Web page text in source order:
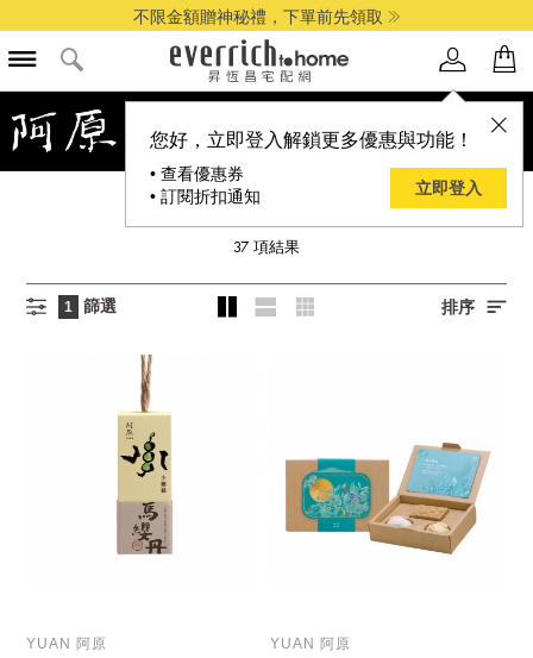
全館最高享14%折扣
您好，立即登入解鎖更多優惠與功能！
• 查看優惠券
• 訂閱折扣通知
立即登入
YUAN 阿原
37 項結果
1 篩選 排序
YUAN 阿原 YUAN 阿原